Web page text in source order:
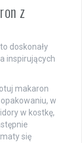
z
to doskonały
inspirujących
makaron
w
w kostkę,
się